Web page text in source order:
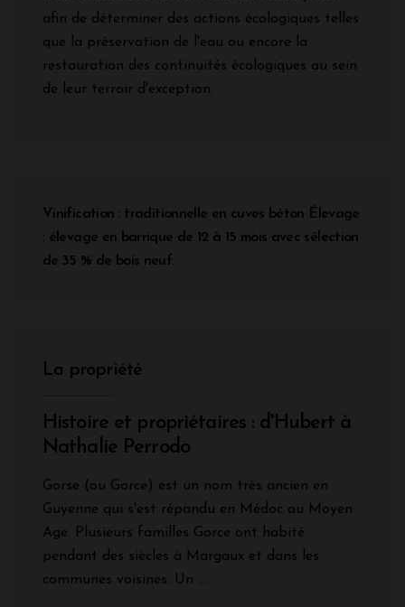
afin de déterminer des actions écologiques telles
que la préservation de l'eau ou encore la
restauration des continuités écologiques au sein
de leur terroir d'exception.
Vinification : traditionnelle en cuves béton Élevage
: élevage en barrique de 12 à 15 mois avec sélection
de 35 % de bois neuf.
La propriété
Histoire et propriétaires : d'Hubert à
Nathalie Perrodo
Gorse (ou Gorce) est un nom très ancien en
Guyenne qui s'est répandu en Médoc au Moyen
Age. Plusieurs familles Gorce ont habité
pendant des siècles à Margaux et dans les
communes voisines. Un ...